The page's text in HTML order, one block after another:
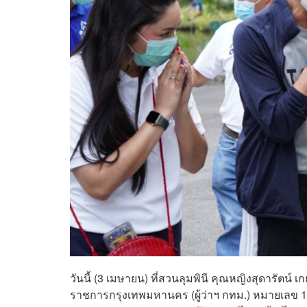
วันนี้ (3 เมษายน) ที่สวนลุมพินี คุณหญิงสุดารัตน์ เ
ราชการกรุงเทพมหานคร (ผู้ว่าฯ กทม.) หมายเลข